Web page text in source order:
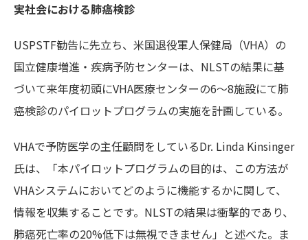
実社会における肺癌検診
USPSTF勧告に先立ち、米国退役軍人保健局（VHA）の
国立健康増進・疾病予防センターは、NLSTの結果に基
づいて来年度初頭にVHA医療センターの6～8施設にて肺
癌検診のパイロットプログラムの実施を計画している。
VHAで予防医学の主任顧問をしているDr. Linda Kinsinger
氏は、「本パイロットプログラムの目的は、この方法が
VHAシステムにおいてどのように機能するかに関して、
情報を収集することです。NLSTの結果は衝撃的であり、
肺癌死亡率の20%低下は無視できません」と述べた。ま